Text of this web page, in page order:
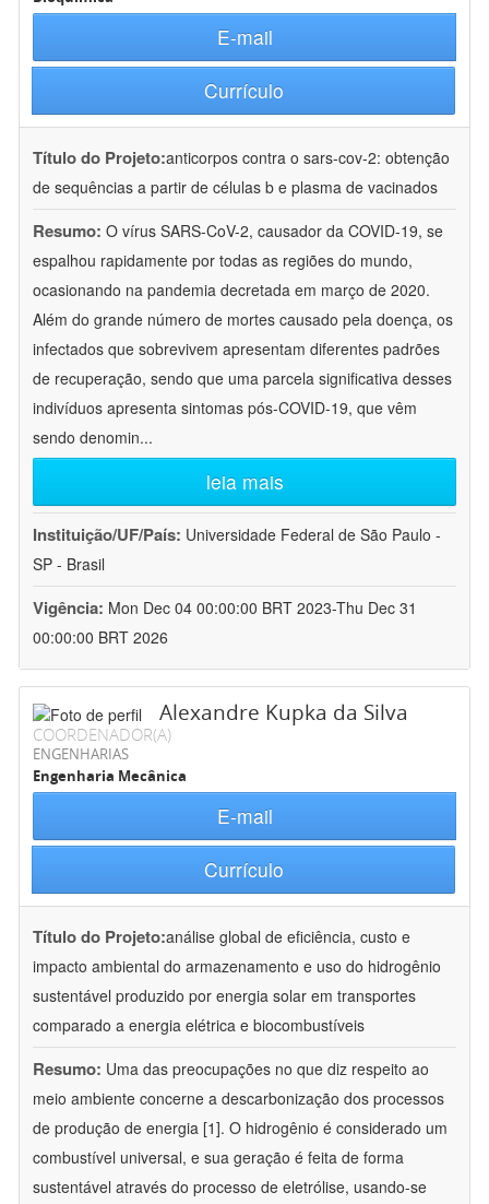
E-mail
Currículo
Título do Projeto:anticorpos contra o sars-cov-2: obtenção
de sequências a partir de células b e plasma de vacinados
Resumo: O vírus SARS-CoV-2, causador da COVID-19, se
espalhou rapidamente por todas as regiões do mundo,
ocasionando na pandemia decretada em março de 2020.
Além do grande número de mortes causado pela doença, os
infectados que sobrevivem apresentam diferentes padrões
de recuperação, sendo que uma parcela significativa desses
indivíduos apresenta sintomas pós-COVID-19, que vêm
sendo denomin...
leia mais
Instituição/UF/País: Universidade Federal de São Paulo -
SP - Brasil
Vigência: Mon Dec 04 00:00:00 BRT 2023-Thu Dec 31
00:00:00 BRT 2026
Alexandre Kupka da Silva
COORDENADOR(A)
ENGENHARIAS
Engenharia Mecânica
E-mail
Currículo
Título do Projeto:análise global de eficiência, custo e
impacto ambiental do armazenamento e uso do hidrogênio
sustentável produzido por energia solar em transportes
comparado a energia elétrica e biocombustíveis
Resumo: Uma das preocupações no que diz respeito ao
meio ambiente concerne a descarbonização dos processos
de produção de energia [1]. O hidrogênio é considerado um
combustível universal, e sua geração é feita de forma
sustentável através do processo de eletrólise, usando-se